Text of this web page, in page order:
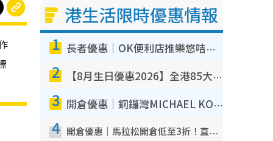
港生活限時優惠情報
1 長者優惠｜OK便利店推樂悠咭優惠！買麵包/牛奶/保健品拍卡即減
2 【8月生日優惠2026】全港85大食買玩著數攻略 自助餐/火鍋放題同行免費＋誠品/DONKI送現金券
3 開倉優惠｜銅鑼灣MICHAEL KORS開倉低至17折！直擊$500起買手袋/銀包/鞋款 必買經典Jet Set系列
4 開倉優惠｜馬拉松開倉低至3折！直擊$99起買adidas／New Balance／Puma鞋款 STANLEY保溫杯劈價至$119起